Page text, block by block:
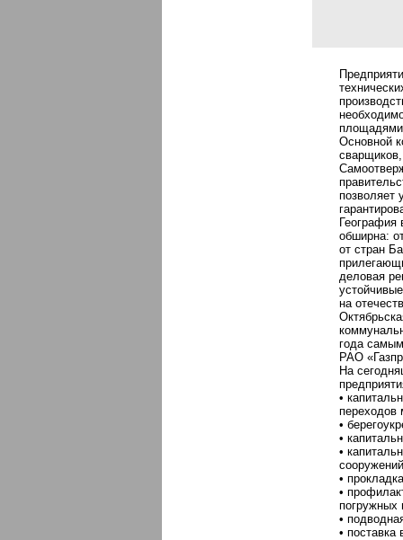
площадями
Основной
позволяет
обширна:
от стран
деловая
на
года
РАО
На
•
переходов
•
•
•
•
•
погружных
•
• поставка